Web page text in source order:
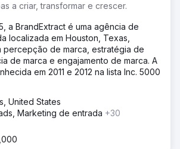
a criar, transformar e crescer.
a BrandExtract é uma agência de
localizada em Houston, Texas,
percepção de marca, estratégia de
de marca e engajamento de marca. A
em 2011 e 2012 na lista Inc. 5000
United States
Marketing de entrada +30